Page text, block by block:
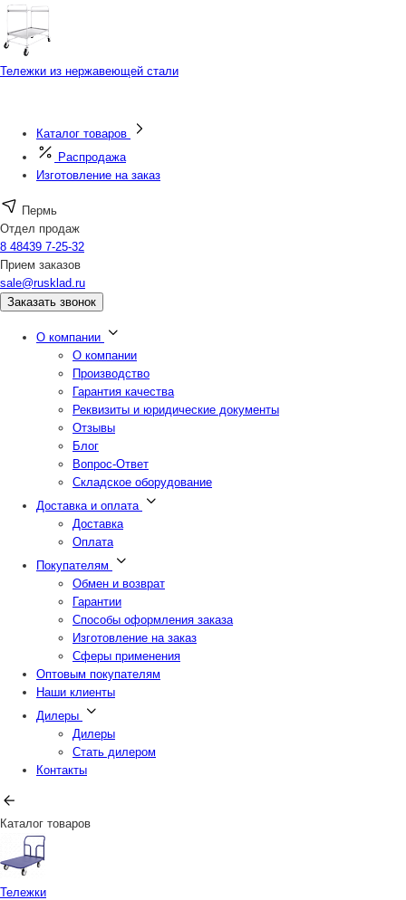
Тележки из нержавеющей стали
Каталог товаров
Распродажа
Изготовление на заказ
Пермь
Отдел продаж
8 48439 7-25-32
Прием заказов
sale@rusklad.ru
Заказать звонок
О компании
О компании
Производство
Гарантия качества
Реквизиты и юридические документы
Отзывы
Блог
Вопрос-Ответ
Складское оборудование
Доставка и оплата
Доставка
Оплата
Покупателям
Обмен и возврат
Гарантии
Способы оформления заказа
Изготовление на заказ
Сферы применения
Оптовым покупателям
Наши клиенты
Дилеры
Дилеры
Стать дилером
Контакты
Каталог товаров
Тележки